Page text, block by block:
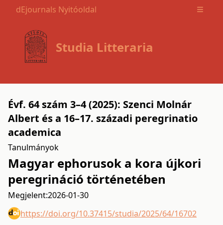
dEjournals Nyitóoldal Open
Studia Litteraria
Évf. 64 szám 3–4 (2025): Szenci Molnár
Albert és a 16–17. századi peregrinatio
academica
Tanulmányok
Magyar ephorusok a kora újkori
peregrináció történetében
Megjelent:2026-01-30
https://doi.org/10.37415/studia/2025/64/16702